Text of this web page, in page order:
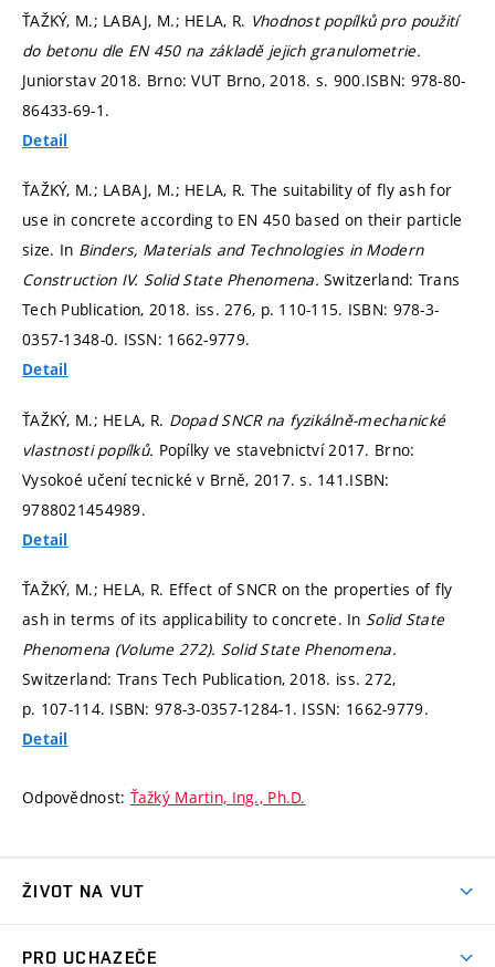
ŤAŽKÝ, M.; LABAJ, M.; HELA, R. Vhodnost popílků pro použití
do betonu dle EN 450 na základě jejich granulometrie.
Juniorstav 2018. Brno: VUT Brno, 2018. s. 900.ISBN: 978-80-
86433-69-1.
Detail
ŤAŽKÝ, M.; LABAJ, M.; HELA, R. The suitability of fly ash for
use in concrete according to EN 450 based on their particle
size. In Binders, Materials and Technologies in Modern
Construction IV. Solid State Phenomena.Switzerland: Trans
Tech Publication, 2018. iss. 276, p. 110-115. ISBN: 978-3-
0357-1348-0. ISSN: 1662-9779.
Detail
ŤAŽKÝ, M.; HELA, R. Dopad SNCR na fyzikálně-mechanické
vlastnosti popílků. Popílky ve stavebnictví 2017. Brno:
Vysokoé učení tecnické v Brně, 2017.s. 141.ISBN:
9788021454989.
Detail
ŤAŽKÝ, M.; HELA, R. Effect of SNCR on the properties of fly
ash in terms of its applicability to concrete. In Solid State
Phenomena (Volume 272). Solid State Phenomena.
Switzerland: Trans Tech Publication, 2018. iss. 272,
p. 107-114. ISBN: 978-3-0357-1284-1. ISSN: 1662-9779.
Detail
Odpovědnost: Ťažký Martin, Ing., Ph.D.
ŽIVOT NA VUT
PRO UCHAZEČE